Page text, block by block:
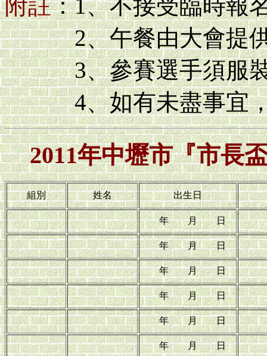
附註：1、不接受臨時報
2、午餐由大會提供
3、參賽選手須服裝
4、如有未盡事宜，
2011年中壢市『市長
組別 姓名 出生日
年 月 日
年 月 日
年 月 日
年 月 日
年 月 日
年 月 日